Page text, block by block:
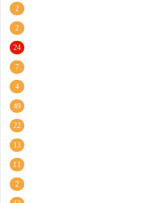
2
2
24
7
4
49
22
13
11
2